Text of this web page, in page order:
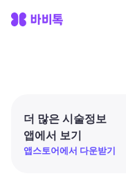
더 많은 시술정보
앱에서 보기
앱스토어에서 다운받기